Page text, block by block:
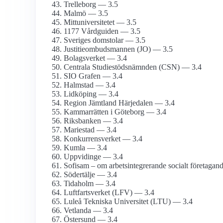
Trelleborg — 3.5
Malmö — 3.5
Mitt­universitetet — 3.5
1177 Vårdguiden — 3.5
Sveriges domstolar — 3.5
Justitie­ombudsmannen (JO) — 3.5
Bolagsverket — 3.4
Centrala Studiestöds­nämnden (CSN) — 3.4
SIO Grafen — 3.4
Halmstad — 3.4
Lidköping — 3.4
Region Jämtland Härjedalen — 3.4
Kammarrätten i Göteborg — 3.4
Riksbanken — 3.4
Mariestad — 3.4
Konkurrens­verket — 3.4
Kumla — 3.4
Uppvidinge — 3.4
Sofisam – om arbetsintegrerande socialt
Södertälje — 3.4
Tidaholm — 3.4
Luftfarts­verket (LFV) — 3.4
Luleå Tekniska Universitet (LTU) — 3.4
Vetlanda — 3.4
Östersund — 3.4